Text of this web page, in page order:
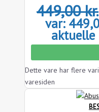
449,00kr.
var:
aktuelle
Dette vare har flere
varesiden